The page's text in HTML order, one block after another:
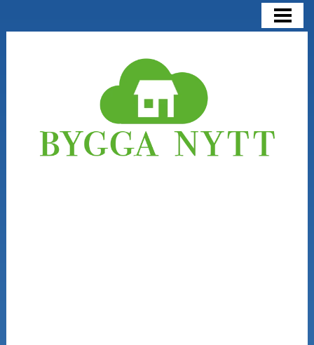
NÅGRA SAKER ATT TÄNKA PÅ
BLOGG